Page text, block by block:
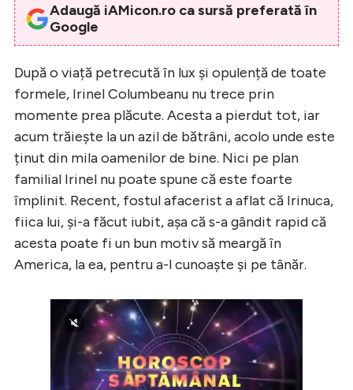
Adaugă iAMicon.ro ca sursă preferată în
Google
După o viață petrecută în lux și opulență de toate
formele, Irinel Columbeanu nu trece prin
momente prea plăcute. Acesta a pierdut tot, iar
acum trăiește la un azil de bătrâni, acolo unde este
ținut din mila oamenilor de bine. Nici pe plan
familial Irinel nu poate spune că este foarte
împlinit. Recent, fostul afacerist a aflat că Irinuca,
fiica lui, și-a făcut iubit, așa că s-a gândit rapid că
acesta poate fi un bun motiv să meargă în
America, la ea, pentru a-l cunoaște și pe tânăr.